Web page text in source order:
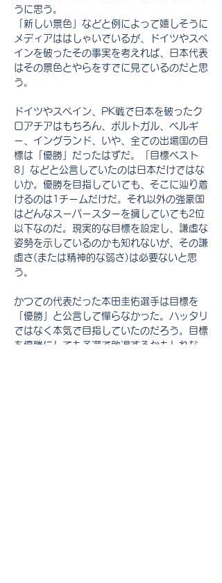
うに思う。
「新しい景色」などと例によって嬉しそうに
メディアははしゃいでいるが、ドイツやスペ
インを破ったその事実を考えれば、日本代表
はその景色とやらをすでに見ているのだと思
う。
ドイツやスペイン、PK戦で日本を破ったク
ロアチアはもちろん、ポルトガル、ベルギ
ー、イングランド、いや、全ての出場国の目
標は「優勝」だったはずだ。「目標ベスト
8」などと公言していたのは日本だけではな
いか。優勝を目指していても、そこに辿り着
けるのは1チームだけだ。それ以外の強豪国
はどんなスーパースターを擁していても2位
以下なのだ。現実的な目標を設定し、謙虚な
姿勢を示しているのかも知れないが、その謙
虚さ(または精神的な弱さ)は必要ないと思
う。
かつての代表だった本田圭佑選手は目標を
「優勝」と公言して憚らなかった。ハッタリ
ではなく本気で目指していたのだろう。目標
を優勝にしても予選で敗退するかもしれな